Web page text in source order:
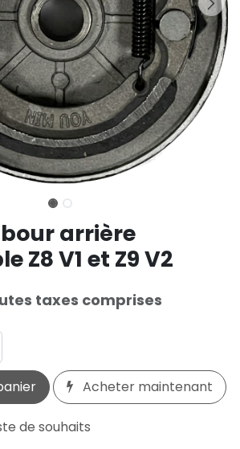
arrière
Z8 V1 et Z9 V2
taxes comprises
Acheter maintenant
de souhaits